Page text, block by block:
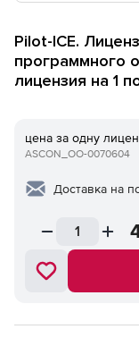
Pilot-ICE.
программного
лицензия на 1
цена за одну
ASCON_ОО-0070604
Доставка на